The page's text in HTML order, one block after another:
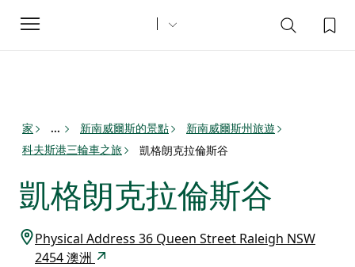
Toggle
navigation
家 ... 新南威爾斯的景點
新南威爾斯州旅遊
科夫斯港三輪車之旅
凱格朗克拉倫斯谷
凱格朗克拉倫斯谷
Physical Address 36 Queen Street Raleigh NSW
2454 澳洲